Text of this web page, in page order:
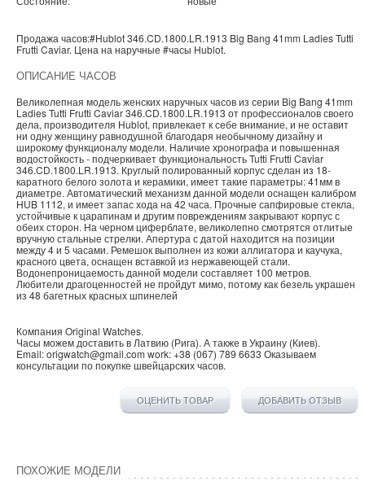
Продажа часов:#Hublot346.CD.1800.LR.1913 Big Bang 41mm LadiesTutti
Frutti Caviar. Цена на наручные #часы Hublot.
ОПИСАНИЕ ЧАСОВ
Великолепная модель женских наручных часов из серии Big Bang 41mm
Ladies Tutti Frutti Caviar 346.CD.1800.LR.1913 от профессионалов своего
дела, производителя Hublot, привлекает к себе внимание, и не оставит
ни одну женщину равнодушной благодаря необычному дизайну и
широкому функционалу модели. Наличие хронографа и повышенная
водостойкость - подчеркивает функциональность Tutti Frutti Caviar
346.CD.1800.LR.1913. Круглый полированный корпус сделан из 18-
каратного белого золота и керамики, имеет такие параметры: 41мм в
диаметре. Автоматический механизм данной модели оснащен калибром
HUB 1112, и имеет запас хода на 42 часа. Прочные сапфировые стекла,
устойчивые к царапинам и другим повреждениям закрывают корпус с
обеих сторон. На черном циферблате, великолепно смотрятся отлитые
вручную стальные стрелки. Апертура с датой находится на позиции
между 4 и 5 часами. Ремешок выполнен из кожи аллигатора и каучука,
красного цвета, оснащен вставкой из нержавеющей стали.
Водонепроницаемость данной модели составляет 100 метров.
Любители драгоценностей не пройдут мимо, потому как безель украшен
из 48 багетных красных шпинелей
Компания Original Watches.
Часы можем доставить вЛатвию (Рига). А также вУкраину (Киев).
Email:origwatch@gmail.com work:+38 (067) 789 6633 Оказываем
консультации по покупке швейцарских часов.
ОЦЕНИТЬ ТОВАР ДОБАВИТЬ ОТЗЫВ
ПОХОЖИЕ МОДЕЛИ